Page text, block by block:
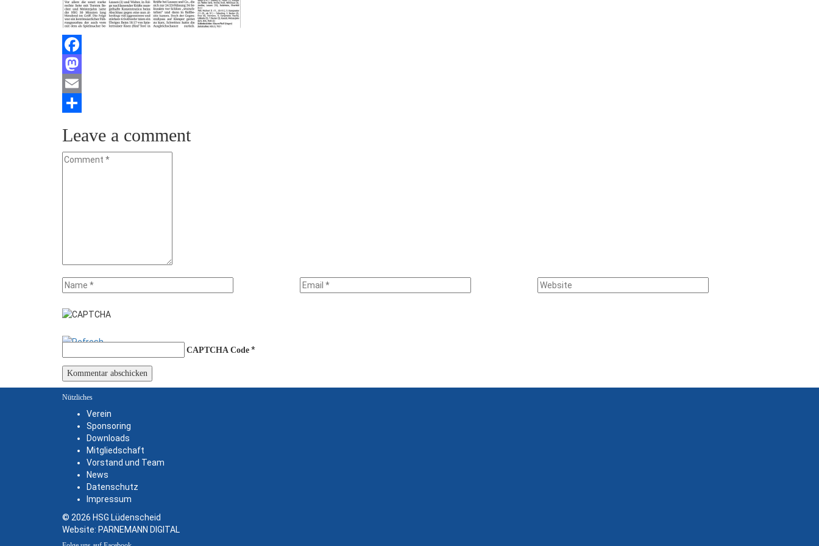
Facebook
Mastodon
Email
Leave a comment
CAPTCHA Code *
Nützliches
Verein
Sponsoring
Downloads
Mitgliedschaft
Vorstand und Team
News
Datenschutz
Impressum
© 2026 HSG Lüdenscheid
Website: PARNEMANN DIGITAL